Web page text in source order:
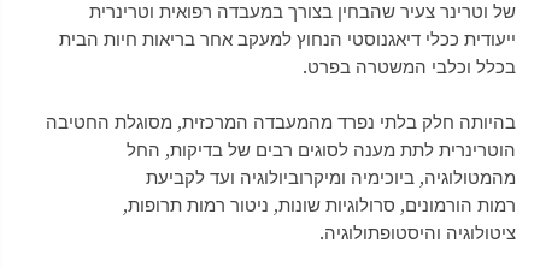
של וטרינר צעיר שהבחין בצורך במעבדה רפואית וטרינרית
ייעודית ככלי דיאגנוסטי הנחוץ למעקב אחר בריאות חיות הבית
בכלל וכלבי המשטרה בפרט.
בהיותה חלק בלתי נפרד מהמעבדה המרכזית, מסוגלת החטיבה
הוטרינרית לתת מענה לסוגים רבים של בדיקות, החל
מהמטולוגיה, ביוכימיה ומיקרוביולוגיה ועד לקביעת
רמות הורמונים, סרולוגיות שונות, ניטור רמות תרופות,
ציטולוגיה והיסטופתולוגיה.